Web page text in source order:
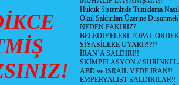
Hukuk Sistemlnde Tutuklama
Okul Saldırıları Üzerine
NEDEN FAKİRİZ?
BELEDİYELERİ TOPAL
SİYASİLERE UYARI?!?!?
İRAN’A SALDIRI!!
SKİMPFLASYON //
ABD ve İSRAİL VEDE İRAN!!
EMPERYALİST SALDIRILAR!!